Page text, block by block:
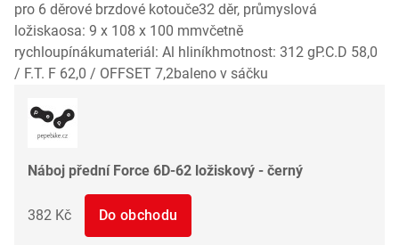
pro 6 děrové brzdové kotouče32 děr, průmyslová
ložiskaosa: 9 x 108 x 100 mmvčetně
rychloupínákumateriál: Al hliníkhmotnost: 312 gP.C.D 58,0
/ F.T. F 62,0 / OFFSET 7,2baleno v sáčku
Náboj přední Force 6D-62 ložiskový - černý
382 Kč Do obchodu